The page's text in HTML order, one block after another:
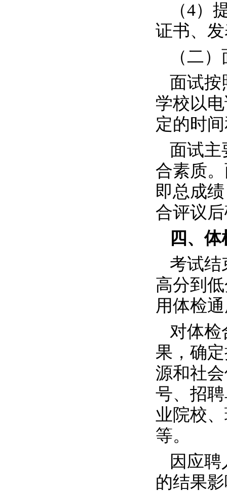
（4）
证书、
（二
面试按
学校以
定的时
面试主
合素质
即总成
合评议
四、
考试结
高分到
用体检
对体检
果，确
源和社
号、招
业院校
等。
因应
的结果